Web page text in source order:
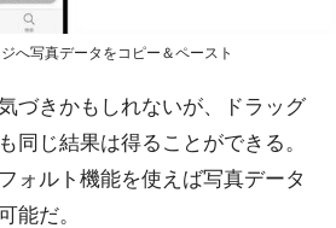
へ写真データをコピー＆ペースト
づきかもしれないが、ドラッグ
同じ結果は得ることができる。
ォルト機能を使えば写真データ
能だ。